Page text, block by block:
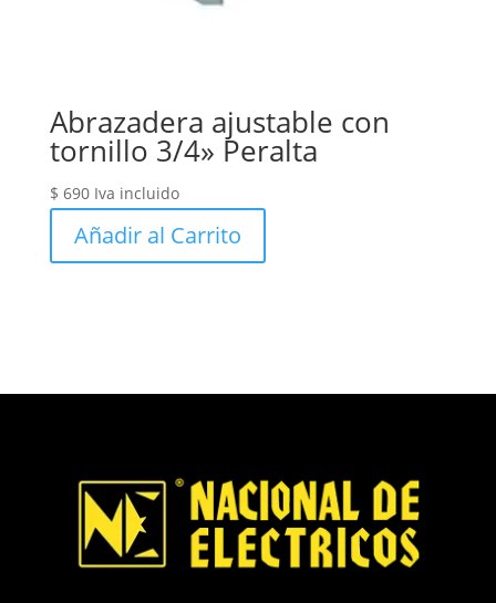
Abrazadera ajustable con
tornillo 3/4» Peralta
$ 690 Iva incluido
Añadir al Carrito